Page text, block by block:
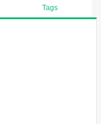
Tags